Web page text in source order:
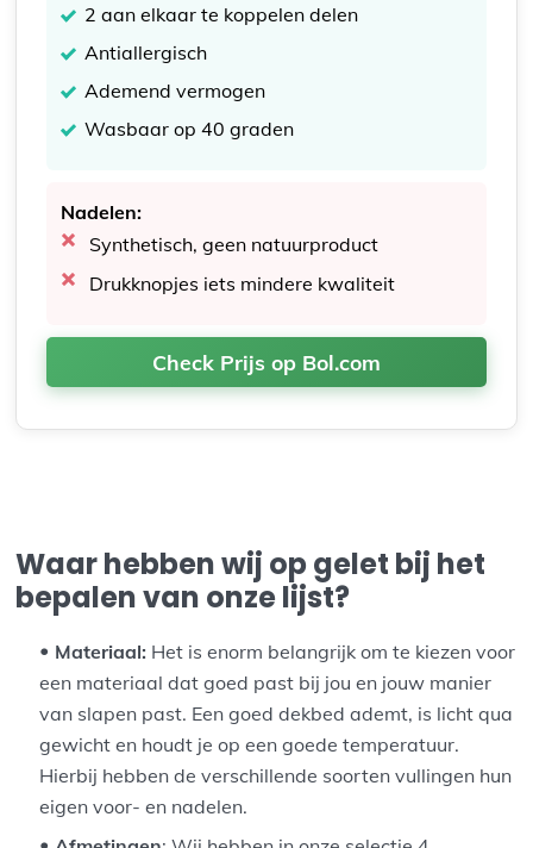
2 aan elkaar te koppelen delen
Antiallergisch
Ademend vermogen
Wasbaar op 40 graden
Nadelen:
Synthetisch, geen natuurproduct
Drukknopjes iets mindere kwaliteit
Check Prijs op Bol.com
Waar hebben wij op gelet bij het
bepalen van onze lijst?
Materiaal: Het is enorm belangrijk om te kiezen voor
een materiaal dat goed past bij jou en jouw manier
van slapen past. Een goed dekbed ademt, is licht qua
gewicht en houdt je op een goede temperatuur.
Hierbij hebben de verschillende soorten vullingen hun
eigen voor- en nadelen.